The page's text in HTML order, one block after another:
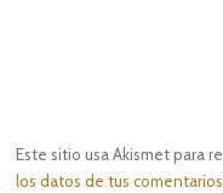
Este sitio usa Akismet para
los datos de tus